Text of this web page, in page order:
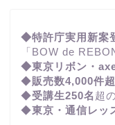
◆特許庁実用新案
「BOW de
◆東京リボン・
◆販売数4,000件
◆受講生250名 超
◆東京・通信レッ